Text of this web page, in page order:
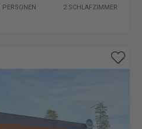
PERSONEN 2 SCHLAFZIMMER